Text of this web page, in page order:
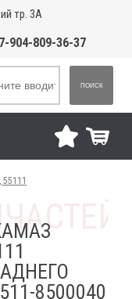
тр. 3А
904-809-36-37
ПОИСК
8500040